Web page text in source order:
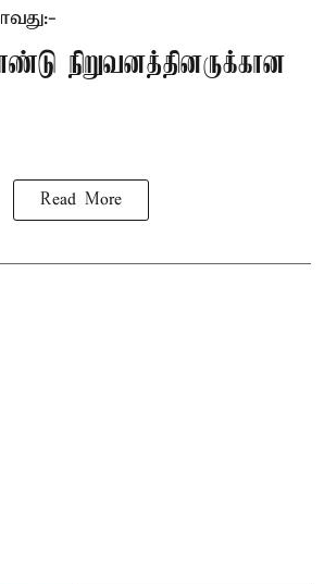
நிறுவனத்தினருக்கான
Read More